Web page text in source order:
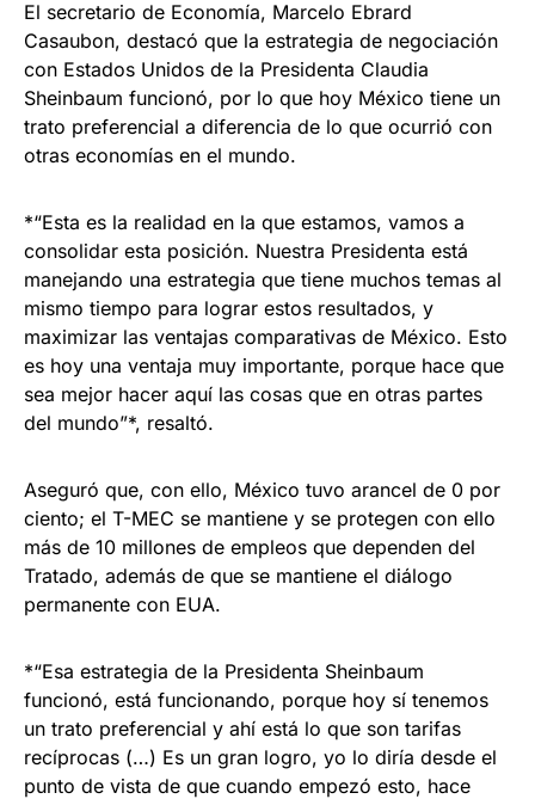
El secretario de Economía, Marcelo Ebrard
Casaubon, destacó que la estrategia de negociación
con Estados Unidos de la Presidenta Claudia
Sheinbaum funcionó, por lo que hoy México tiene un
trato preferencial a diferencia de lo que ocurrió con
otras economías en el mundo.
*“Esta es la realidad en la que estamos, vamos a
consolidar esta posición. Nuestra Presidenta está
manejando una estrategia que tiene muchos temas al
mismo tiempo para lograr estos resultados, y
maximizar las ventajas comparativas de México. Esto
es hoy una ventaja muy importante, porque hace que
sea mejor hacer aquí las cosas que en otras partes
del mundo”*, resaltó.
Aseguró que, con ello, México tuvo arancel de 0 por
ciento; el T-MEC se mantiene y se protegen con ello
más de 10 millones de empleos que dependen del
Tratado, además de que se mantiene el diálogo
permanente con EUA.
*“Esa estrategia de la Presidenta Sheinbaum
funcionó, está funcionando, porque hoy sí tenemos
un trato preferencial y ahí está lo que son tarifas
recíprocas (…) Es un gran logro, yo lo diría desde el
punto de vista de que cuando empezó esto, hace